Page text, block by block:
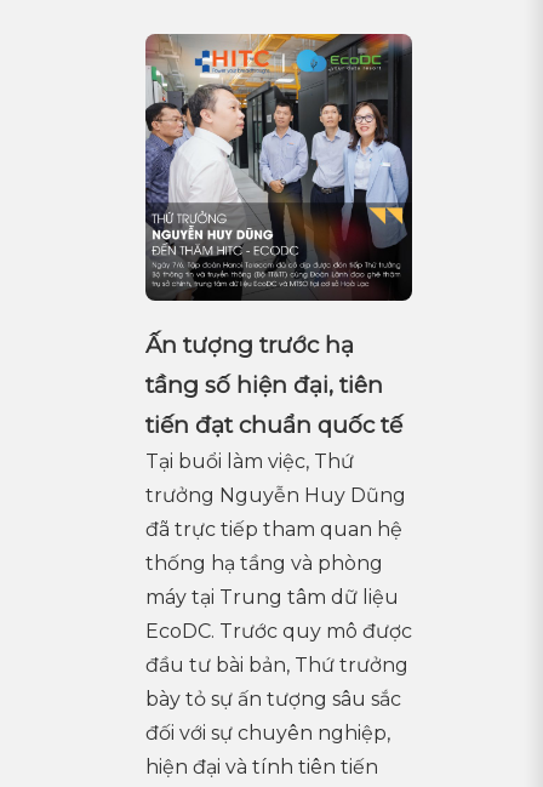
Ấn tượng trước hạ
tầng số hiện đại, tiên
tiến đạt chuẩn quốc tế
Tại buổi làm việc, Thứ
trưởng Nguyễn Huy Dũng
đã trực tiếp tham quan hệ
thống hạ tầng và phòng
máy tại Trung tâm dữ liệu
EcoDC. Trước quy mô được
đầu tư bài bản, Thứ trưởng
bày tỏ sự ấn tượng sâu sắc
đối với sự chuyên nghiệp,
hiện đại và tính tiên tiến